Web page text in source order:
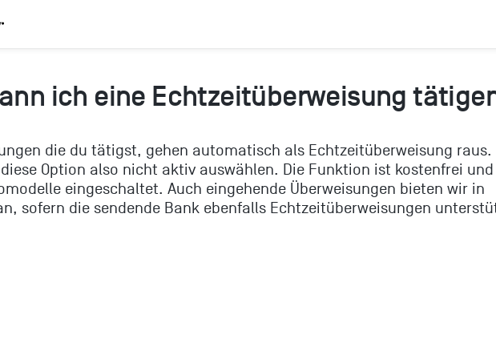
ich eine Echtzeitüberweisung
die du tätigst, gehen automatisch als Echtzeitüberweisung raus.
Option also nicht aktiv auswählen. Die Funktion ist kostenfrei
eingeschaltet. Auch eingehende Überweisungen bieten wir in
sofern die sendende Bank ebenfalls Echtzeitüberweisungen